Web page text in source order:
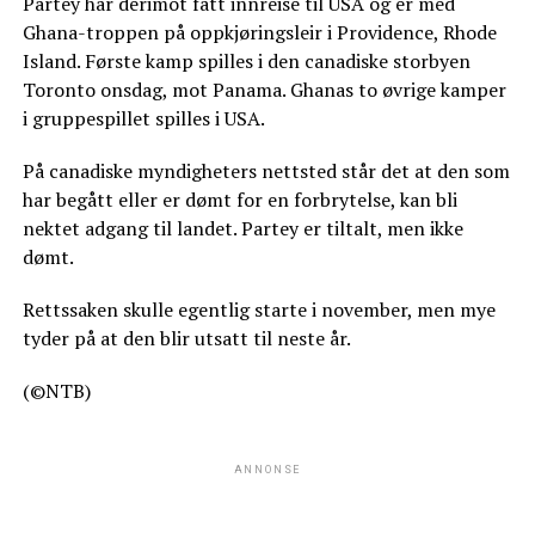
Ghana-troppen på oppkjøringsleir i Providence, Rhode
Island. Første kamp spilles i den canadiske storbyen
Toronto onsdag, mot Panama. Ghanas to øvrige kamper
i gruppespillet spilles i USA.
På canadiske myndigheters nettsted står det at den som
har begått eller er dømt for en forbrytelse, kan bli
nektet adgang til landet. Partey er tiltalt, men ikke
dømt.
Rettssaken skulle egentlig starte i november, men mye
tyder på at den blir utsatt til neste år.
(©NTB)
ANNONSE